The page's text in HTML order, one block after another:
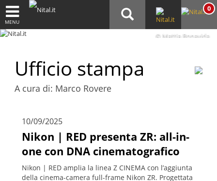
MENU
0
© Mattia Bonavida
Ufficio stampa
A cura di: Marco Rovere
10/09/2025
Nikon | RED presenta ZR: all-in-
one con DNA cinematografico
Nikon | RED amplia la linea Z CINEMA con l’aggiunta
della cinema-camera full-frame Nikon ZR. Progettata